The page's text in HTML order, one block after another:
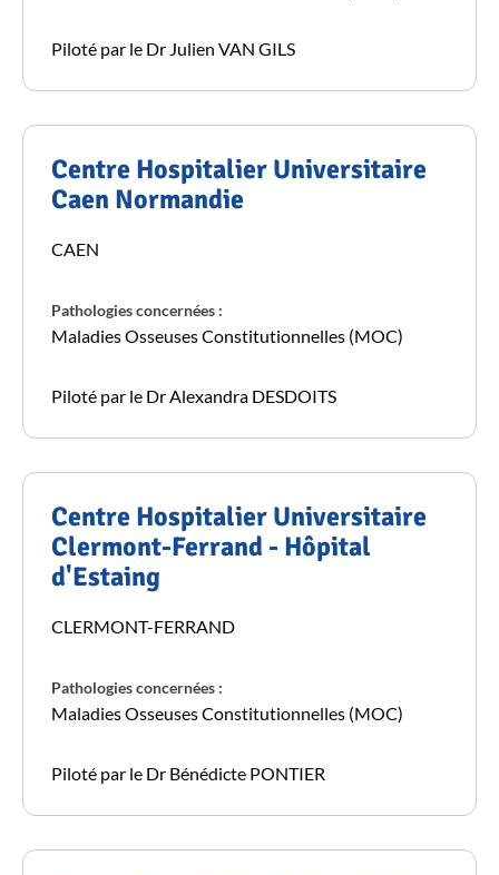
Piloté par le Dr Julien VAN GILS
Centre Hospitalier Universitaire
Caen Normandie
CAEN
Pathologies concernées :
Maladies Osseuses Constitutionnelles (MOC)
Piloté par le Dr Alexandra DESDOITS
Centre Hospitalier Universitaire
Clermont-Ferrand - Hôpital
d'Estaing
CLERMONT-FERRAND
Pathologies concernées :
Maladies Osseuses Constitutionnelles (MOC)
Piloté par le Dr Bénédicte PONTIER